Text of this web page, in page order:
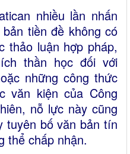
nhiều lần nhấn
tiền đề không có
thảo luận hợp pháp,
thần học đối với
những công thức
văn kiện của Công
nỗ lực này cũng
tuyên bố văn bản tín
thể chấp nhận.